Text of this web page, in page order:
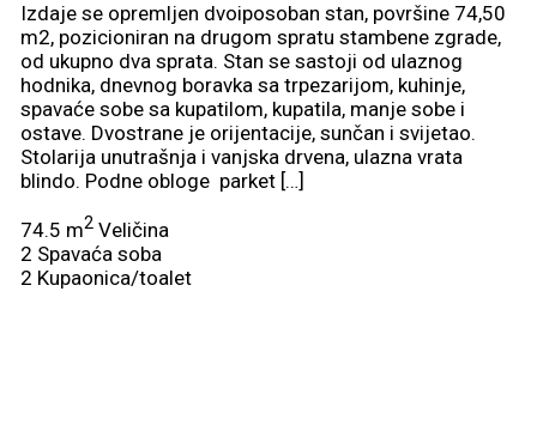
Izdaje se opremljen dvoiposoban stan, površine 74,50
m2, pozicioniran na drugom spratu stambene zgrade,
od ukupno dva sprata. Stan se sastoji od ulaznog
hodnika, dnevnog boravka sa trpezarijom, kuhinje,
spavaće sobe sa kupatilom, kupatila, manje sobe i
ostave. Dvostrane je orijentacije, sunčan i svijetao.
Stolarija unutrašnja i vanjska drvena, ulazna vrata
blindo. Podne obloge parket […]
74.5 m2 Veličina
2 Spavaća soba
2 Kupaonica/toalet